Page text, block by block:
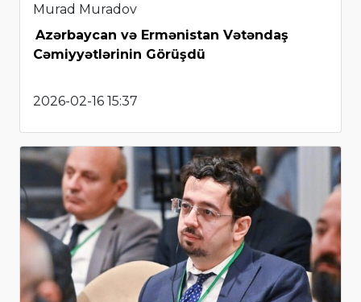
Murad Muradov
Azərbaycan və Ermənistan Vətəndaş
Cəmiyyətlərinin Görüşdü
2026-02-16 15:37